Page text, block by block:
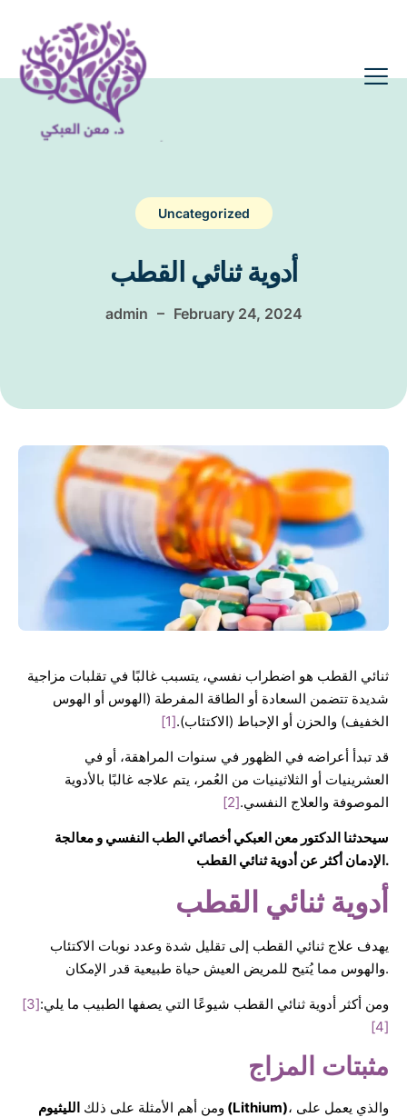
Uncategorized
أدوية ثنائي القطب
admin – February 24, 2024
ثنائي القطب هو اضطراب نفسي، يتسبب غالبًا في تقلبات مزاجية
شديدة تتضمن السعادة أو الطاقة المفرطة (الهوس أو الهوس
الخفيف) والحزن أو الإحباط (الاكتئاب).[1]
قد تبدأ أعراضه في الظهور في سنوات المراهقة، أو في
العشرينيات أو الثلاثينيات من العُمر، يتم علاجه غالبًا بالأدوية
الموصوفة والعلاج النفسي.[2]
سيحدثنا الدكتور معن العبكي أخصائي الطب النفسي و معالجة
الإدمان أكثر عن أدوية ثنائي القطب.
أدوية ثنائي القطب
يهدف علاج ثنائي القطب إلى تقليل شدة وعدد نوبات الاكتئاب
والهوس مما يُتيح للمريض العيش حياة طبيعية قدر الإمكان.
ومن أكثر أدوية ثنائي القطب شيوعًا التي يصفها الطبيب ما يلي:[3]
[4]
مثبتات المزاج
ومن أهم الأمثلة على ذلك الليثيوم (Lithium)، والذي يعمل على